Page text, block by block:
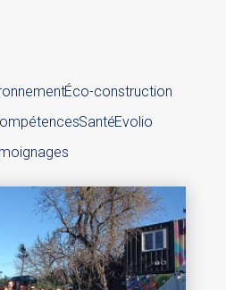
Éco-construction
SantéEvolio